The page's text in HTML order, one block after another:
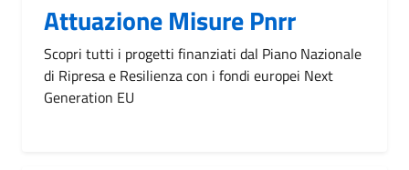
Attuazione Misure Pnrr
Scopri tutti i progetti finanziati dal Piano Nazionale
di Ripresa e Resilienza con i fondi europei Next
Generation EU